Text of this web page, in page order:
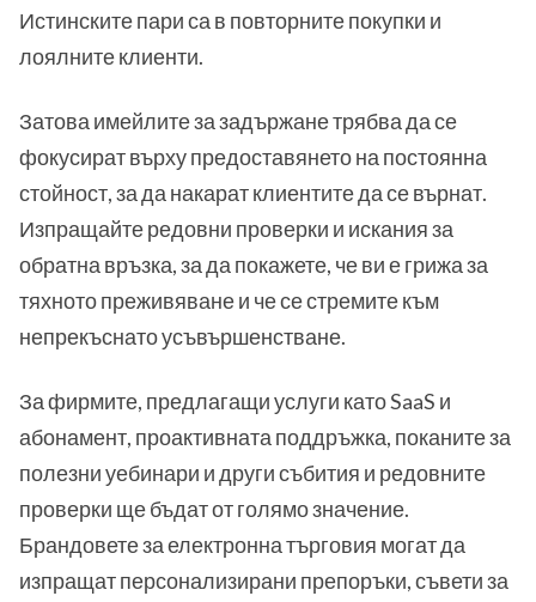
Истинските пари са в повторните покупки и
лоялните клиенти.
Затова имейлите за задържане трябва да се
фокусират върху предоставянето на постоянна
стойност, за да накарат клиентите да се върнат.
Изпращайте редовни проверки и искания за
обратна връзка, за да покажете, че ви е грижа за
тяхното преживяване и че се стремите към
непрекъснато усъвършенстване.
За фирмите, предлагащи услуги като SaaS и
абонамент, проактивната поддръжка, поканите за
полезни уебинари и други събития и редовните
проверки ще бъдат от голямо значение.
Брандовете за електронна търговия могат да
изпращат персонализирани препоръки, съвети за